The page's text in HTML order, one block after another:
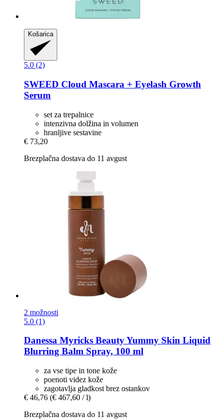
Košarica
5.0 (2)
SWEED Cloud Mascara + Eyelash Growth
Serum
set za trepalnice
intenzivna dolžina in volumen
hranljive sestavine
€ 73,20
Brezplačna dostava do 11 avgust
2 možnosti
5.0 (1)
Danessa Myricks BeautyYummy Skin Liquid
Blurring Balm Spray, 100 ml
za vse tipe in tone kože
poenoti videz kože
zagotavlja gladkost brez ostankov
€ 46,76 (€ 467,60 / l)
Brezplačna dostava do 11 avgust